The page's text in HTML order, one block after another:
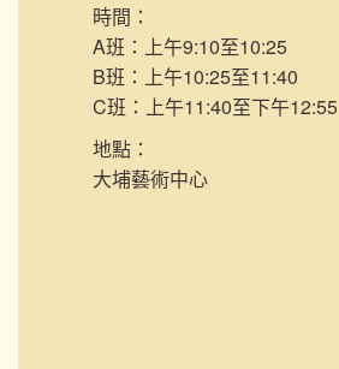
時間：
A班：上午9:10至10:25
B班：上午10:25至11:40
C班：上午11:40至下午12:55
地點：
大埔藝術中心